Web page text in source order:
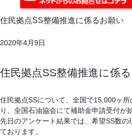
住民拠点SS整備推進に係るお願い
2020年4月9日
住民拠点SS整備推進に係
住民拠点SSについて、全国で15,000ヶ
り、全国石油協会にて補助金申請受付が
先日のアンケート結果では、希望SS数
ております。